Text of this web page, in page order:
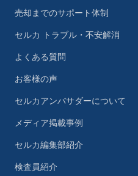
売却までのサポート体制
セルカ トラブル・不安解消
よくある質問
お客様の声
セルカアンバサダーについて
メディア掲載事例
セルカ編集部紹介
検査員紹介